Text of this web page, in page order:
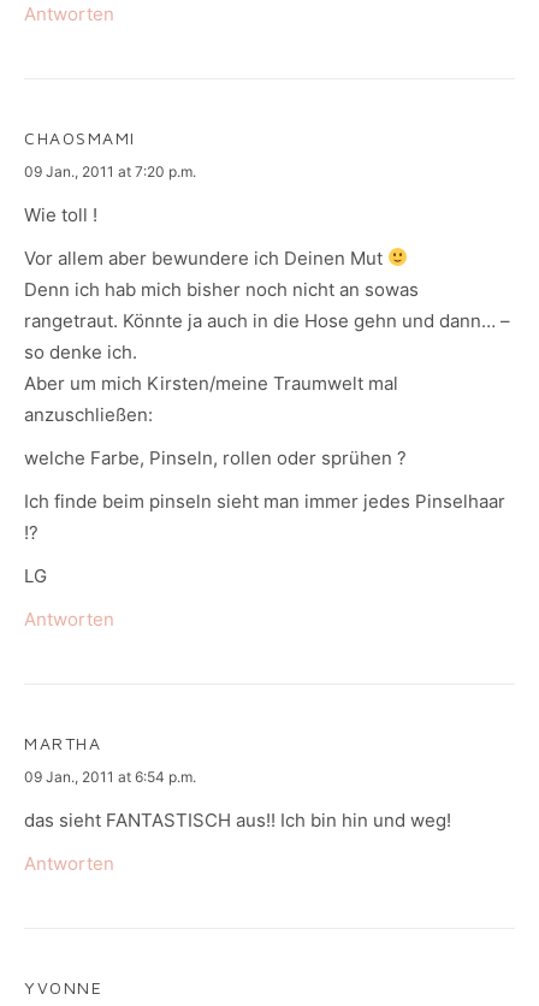
Antworten
CHAOSMAMI
says:
09 Jan., 2011 at 7:20 p.m.
Wie toll !
Vor allem aber bewundere ich Deinen Mut
Denn ich hab mich bisher noch nicht an sowas
rangetraut. Könnte ja auch in die Hose gehn und dann… –
so denke ich.
Aber um mich Kirsten/meine Traumwelt mal
anzuschließen:
welche Farbe, Pinseln, rollen oder sprühen ?
Ich finde beim pinseln sieht man immer jedes Pinselhaar
!?
LG
Antworten
MARTHA
says:
09 Jan., 2011 at 6:54 p.m.
das sieht FANTASTISCH aus!! Ich bin hin und weg!
Antworten
YVONNE